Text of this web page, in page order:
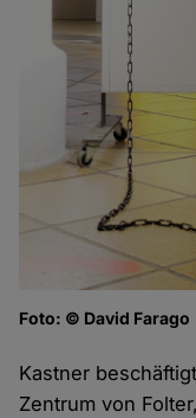
Foto: © David Farago
Kastner
Zentrum von